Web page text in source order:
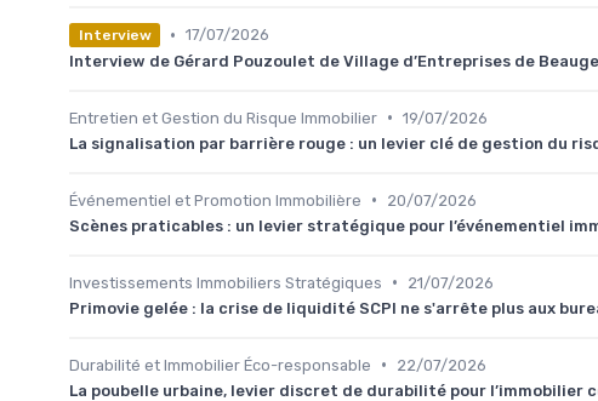
Interview • 17/07/2026
Interview de Gérard Pouzoulet de Village d’Entreprises de
Entretien et Gestion du Risque Immobilier • 19/07/2026
La signalisation par barrière rouge : un levier clé de gestion du
Événementiel et Promotion Immobilière •
20/07/2026
Scènes praticables : un levier stratégique pour l’événementiel
Investissements Immobiliers Stratégiques •
21/07/2026
Primovie gelée : la crise de liquidité SCPI ne s'arrête plus aux
Durabilité et Immobilier Éco-responsable •
22/07/2026
La poubelle urbaine, levier discret de durabilité pour l’immobilier